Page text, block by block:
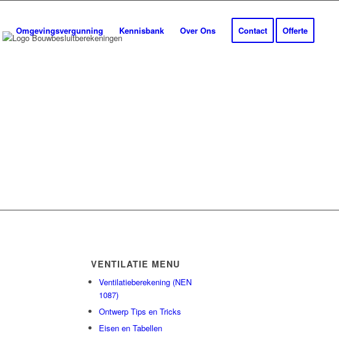
Omgevingsvergunning Kennisbank Over Ons Contact Offerte
VENTILATIE MENU
Ventilatieberekening (NEN
1087)
Ontwerp Tips en Tricks
Eisen en Tabellen